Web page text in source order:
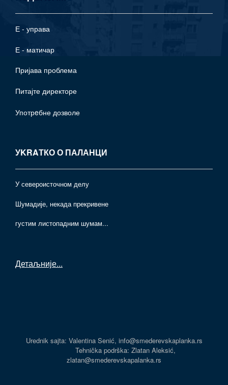
Е - управа
Е - матичар
Пријава проблема
Питајте директоре
Употрeбне дозволе
УKRAТКО О ПАЛАНЦИ
У североисточном делу
Шумадије, некада прекривене
густим листопадним шумам...
Детаљније...
Urednik sajta: Valentina Senić, info@smederevskaplanka.rs
Tehnička podrška: Zlatan Aleksić,
zlatan@smederevskapalanka.rs